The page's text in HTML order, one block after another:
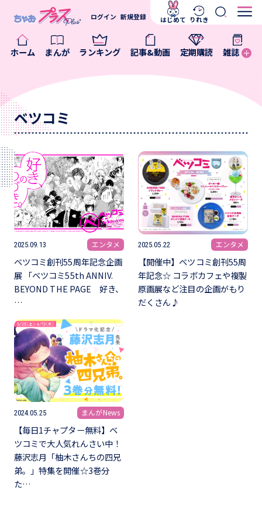
ホーム まんが ランキング 記事&動画 定期購読 雑誌
ログイン 新規登録 はじめて りれき
ベツコミ
2025.09.13 エンタメ
ベツコミ創刊55周年記念企画
展 「ベツコミ55th ANNIV.
BEYOND THE PAGE 好き、
…
2025.05.22 エンタメ
【開催中】ベツコミ創刊55周
年記念☆ コラボカフェや複製
原画展など注目の企画がもり
だくさん♪
2024.05.25 まんがNews
【毎日1チャプター無料】ベ
ツコミで大人気れんさい中！
藤沢志月「柚木さんちの四兄
弟。」特集を開催☆3巻分
た…